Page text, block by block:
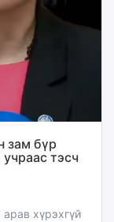
зам бүр
учраас тэсч
хүрэхгүй